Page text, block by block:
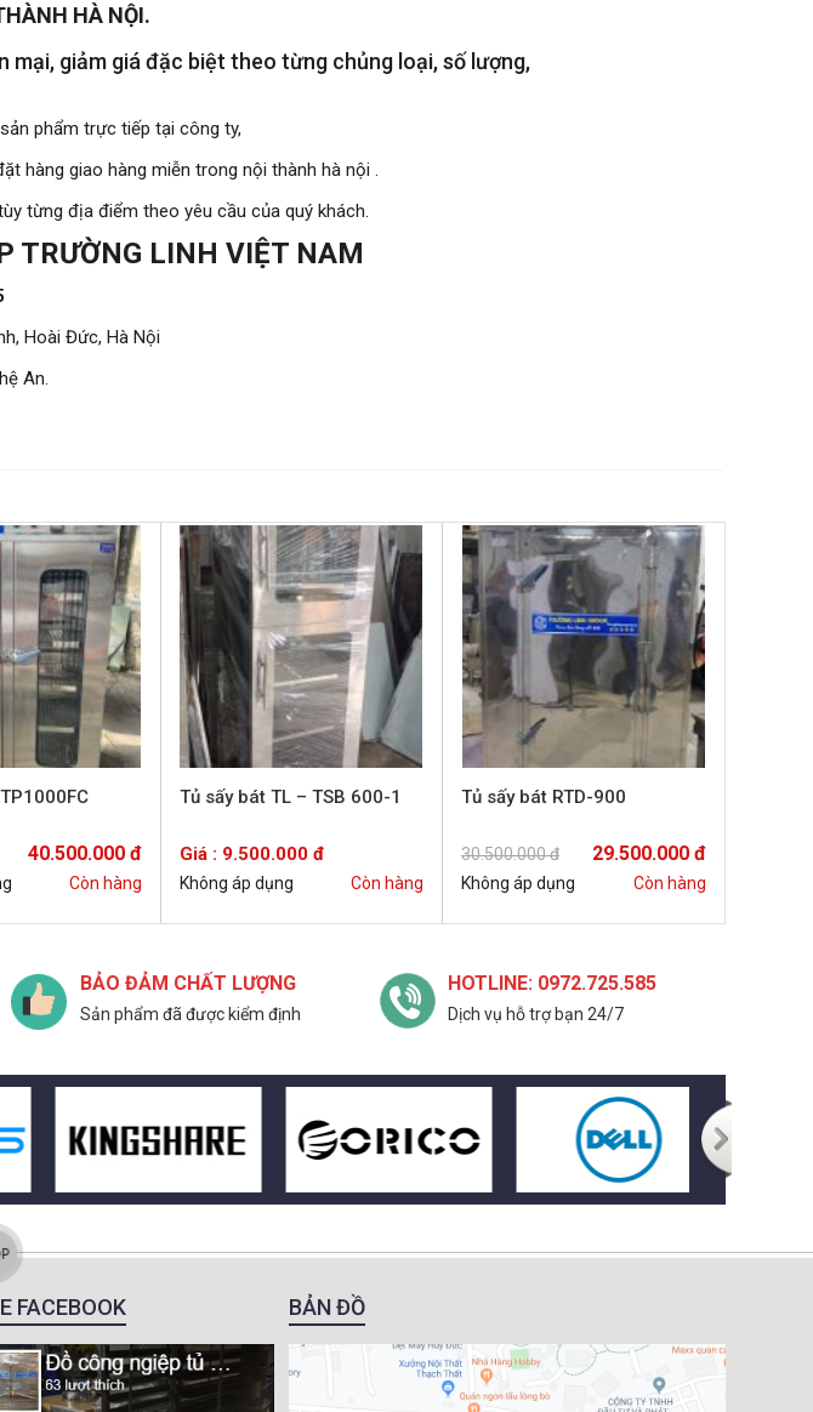
HÀ NỘI.
giảm giá đặc biệt theo từng chủng loại, số lượng,
phẩm trực tiếp tại công ty,
hàng giao hàng miễn trong nội thành hà nội .
từng địa điểm theo yêu cầu của quý khách.
TRƯỜNG LINH VIỆT NAM
Hoài Đức, Hà Nội
An.
40.500.000 đ
Còn hàng
Tủ sấy bát TL – TSB 600-1
Giá : 9.500.000 đ
Không áp dụng Còn hàng
Tủ sấy bát RTD-900
30.500.000 đ 29.500.000 đ
Không áp dụng Còn hàng
BẢO ĐẢM CHẤT LƯỢNG
Sản phẩm đã được kiểm định
HOTLINE: 0972.725.585
Dịch vụ hỗ trợ bạn 24/7
FACEBOOK BẢN ĐỒ